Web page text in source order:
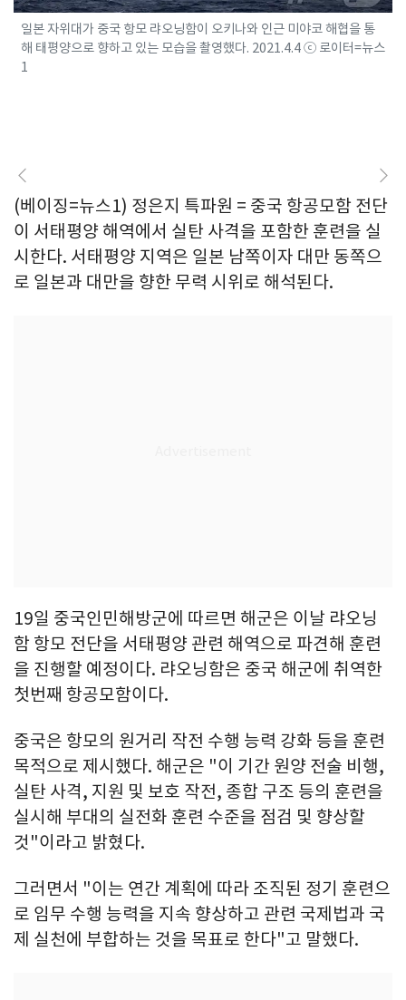
일본 자위대가 중국 항모 랴오닝함이 오키나와 인근 미야코 해협을 통
해 태평양으로 향하고 있는 모습을 촬영했다. 2021.4.4 ⓒ 로이터=뉴스
1
(베이징=뉴스1) 정은지 특파원 = 중국 항공모함 전단
이 서태평양 해역에서 실탄 사격을 포함한 훈련을 실
시한다. 서태평양 지역은 일본 남쪽이자 대만 동쪽으
로 일본과 대만을 향한 무력 시위로 해석된다.
19일 중국인민해방군에 따르면 해군은 이날 랴오닝
함 항모 전단을 서태평양 관련 해역으로 파견해 훈련
을 진행할 예정이다. 랴오닝함은 중국 해군에 취역한
첫번째 항공모함이다.
중국은 항모의 원거리 작전 수행 능력 강화 등을 훈련
목적으로 제시했다. 해군은 "이 기간 원양 전술 비행,
실탄 사격, 지원 및 보호 작전, 종합 구조 등의 훈련을
실시해 부대의 실전화 훈련 수준을 점검 및 향상할
것"이라고 밝혔다.
그러면서 "이는 연간 계획에 따라 조직된 정기 훈련으
로 임무 수행 능력을 지속 향상하고 관련 국제법과 국
제 실천에 부합하는 것을 목표로 한다"고 말했다.